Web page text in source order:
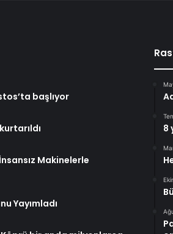
başlıyor
Makinelerle
Yayımladı
8